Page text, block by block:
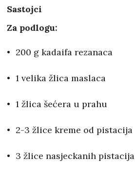
Sastojci
Za podlogu:
200 g kadaifa rezanaca
1 velika žlica maslaca
1 žlica šećera u prahu
2-3 žlice kreme od pistacija
3 žlice nasjeckanih pistacija